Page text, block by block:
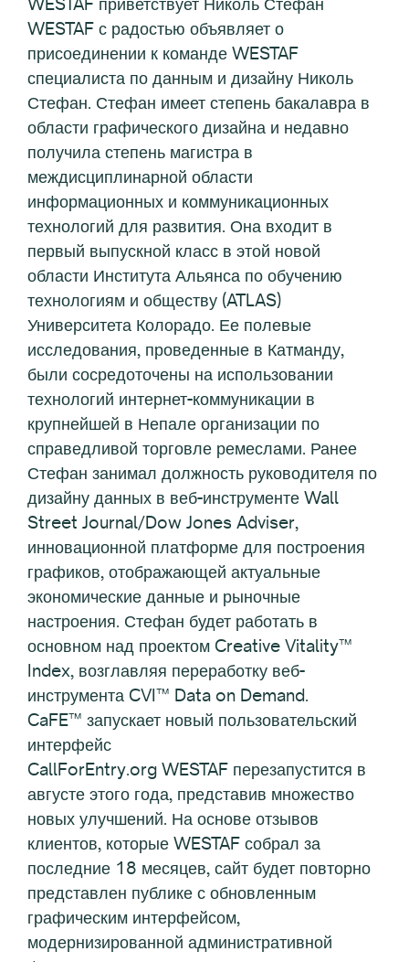
WESTAF с радостью объявляет о
присоединении к команде WESTAF
специалиста по данным и дизайну Николь
Стефан. Стефан имеет степень бакалавра в
области графического дизайна и недавно
получила степень магистра в
междисциплинарной области
информационных и коммуникационных
технологий для развития. Она входит в
первый выпускной класс в этой новой
области Института Альянса по обучению
технологиям и обществу (ATLAS)
Университета Колорадо. Ее полевые
исследования, проведенные в Катманду,
были сосредоточены на использовании
технологий интернет-коммуникации в
крупнейшей в Непале организации по
справедливой торговле ремеслами. Ранее
Стефан занимал должность руководителя по
дизайну данных в веб-инструменте Wall
Street Journal/Dow Jones Adviser,
инновационной платформе для построения
графиков, отображающей актуальные
экономические данные и рыночные
настроения. Стефан будет работать в
основном над проектом Creative Vitality™
Index, возглавляя переработку веб-
инструмента CVI™ Data on Demand.
CaFE™ запускает новый пользовательский
интерфейс
CallForEntry.org WESTAF перезапустится в
августе этого года, представив множество
новых улучшений. На основе отзывов
клиентов, которые WESTAF собрал за
последние 18 месяцев, сайт будет повторно
представлен публике с обновленным
графическим интерфейсом,
модернизированной административной